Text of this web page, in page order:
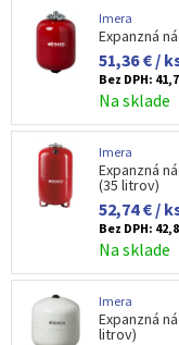
Imera
Expanzná
51,36 € /
Bez DPH:
Na sklade
Imera
Expanzná
(35 litrov)
52,74 € /
Bez DPH:
Na sklade
Imera
Expanzná
litrov)